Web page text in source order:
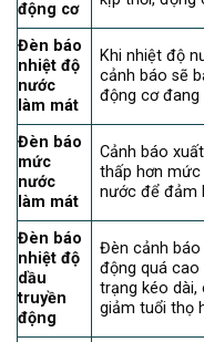
động cơ
Đèn báo
nhiệt độ
nước
làm mát
Khi nhiệt độ
cảnh báo sẽ
động cơ đang
Đèn báo
mức
nước
làm mát
Cảnh báo
thấp hơn mức
nước để đảm
Đèn báo
nhiệt độ
dầu
truyền
động
Đèn cảnh báo
động quá cao
trạng kéo dài,
giảm tuổi thọ